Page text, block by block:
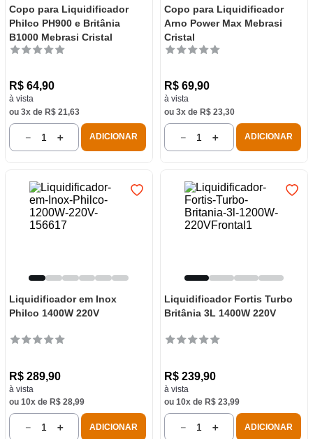
Copo para Liquidificador
Philco PH900 e Britânia
B1000 Mebrasi Cristal
R$ 64,90
à vista
ou 3x de R$ 21,63
＋
－ ADICIONAR
Copo para Liquidificador
Arno Power Max Mebrasi
Cristal
R$ 69,90
à vista
ou 3x de R$ 23,30
＋
－ ADICIONAR
Liquidificador em Inox
Philco 1400W 220V
R$ 289,90
à vista
ou 10x de R$ 28,99
＋
－ ADICIONAR
Liquidificador Fortis Turbo
Britânia 3L 1400W 220V
R$ 239,90
à vista
ou 10x de R$ 23,99
＋
－ ADICIONAR